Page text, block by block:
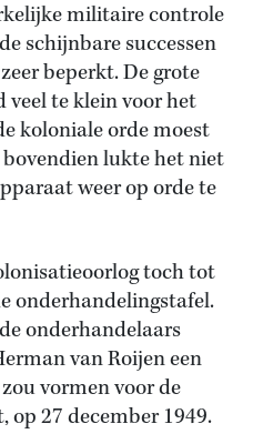
militaire controle
schijnbare successen
beperkt. De grote
veel te klein voor het
koloniale orde moest
lukte het niet
weer op orde te
toch tot
onderhandelingstafel.
onderhandelaars
van Roijen een
vormen voor de
op 27 december 1949.